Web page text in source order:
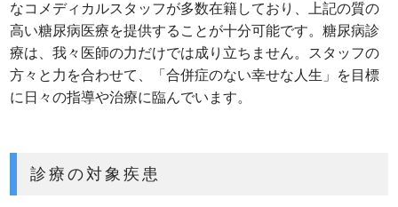
なコメディカルスタッフが多数在籍しており、上記の質の
高い糖尿病医療を提供することが十分可能です。糖尿病診
療は、我々医師の力だけでは成り立ちません。スタッフの
方々と力を合わせて、「合併症のない幸せな人生」を目標
に日々の指導や治療に臨んでいます。
診療の対象疾患